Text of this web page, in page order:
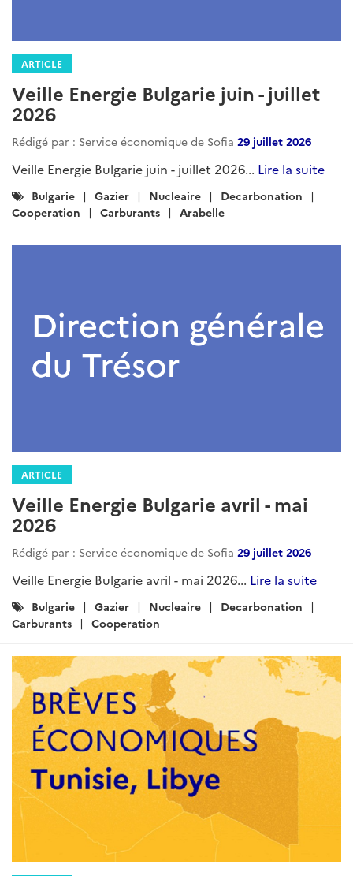
ARTICLE
Veille Energie Bulgarie juin - juillet
2026
Rédigé par : Service économique de Sofia 29 juillet 2026
Veille Energie Bulgarie juin - juillet 2026... Lire la suite
Catégories
:
Bulgarie Gazier Nucleaire
Decarbonation
Cooperation
Carburants Arabelle
ARTICLE
Veille Energie Bulgarie avril - mai
2026
Rédigé par : Service économique de Sofia 29 juillet 2026
Veille Energie Bulgarie avril - mai 2026... Lire la suite
Catégories
:
Bulgarie Gazier Nucleaire
Decarbonation
Carburants
Cooperation